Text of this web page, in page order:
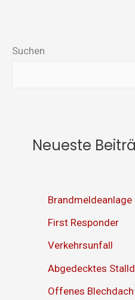
Suchen
Neueste
Brandmeldeanlage
First Responder
Verkehrsunfall
Abgedecktes
Offenes Blechdach